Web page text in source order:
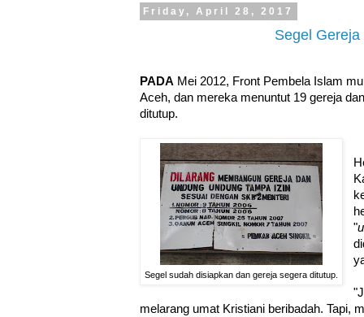
Friday, April 28, 2017
Segel
PADA Mei 2012, Front Pembela Islam
Aceh, dan mereka menuntut 19 gereja
ditutup.
Segel sudah disiapkan dan gereja segera ditutup.
"
melarang umat Kristiani beribadah. Tapi,